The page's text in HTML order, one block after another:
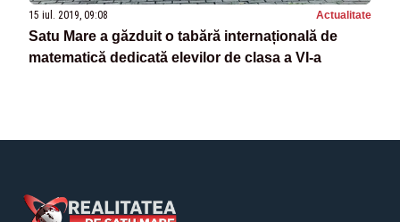
15 iul. 2019, 09:08 Actualitate
Satu Mare a găzduit o tabără internațională de
matematică dedicată elevilor de clasa a VI-a